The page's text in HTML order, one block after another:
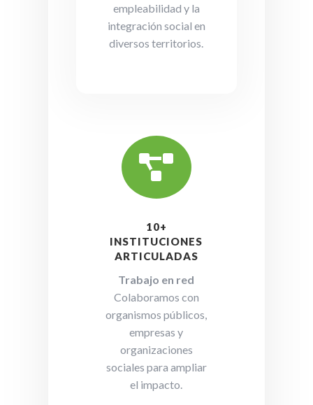
empleabilidad y la
integración social en
diversos territorios.

10+
INSTITUCIONES
ARTICULADAS
Trabajo en red
Colaboramos con
organismos públicos,
empresas y
organizaciones
sociales para ampliar
el impacto.